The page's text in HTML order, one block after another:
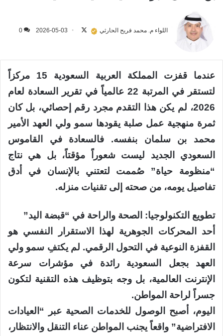
اللواء م. محمد فريح الحارثي
على
2026-05-03
0
عندما قفزت المملكة العربية السعودية 15 مركزاً
لتستقر في المرتبة 22 عالمياً في تقرير السعادة لعام
2026، لم يكن هذا التقدم مجرد رقم إحصائي، بل كان
ثمرة منهجية عمل صلبة يقودها سمو ولي العهد الأمير
محمد بن سلمان بنفسه. فالسعادة في القاموس
السعودي الجديد ليست شعوراً مؤقتاً، بل هي نتاج
“منظومة حياة” صُممت لتعتني بالإنسان في أدق
تفاصيل يومه، من صحته إلى تقنيات منزله.
تطويع التكنولوجيا: الصحة والراحة في “قبضة اليد”
أحد المحركات الجوهرية لهذا الاستقرار النفسي هو
القفزة النوعية في التحول الرقمي. لم يكتفِ سمو ولي
العهد بجعل السعودية رائدة في مؤشرات سرعة
الإنترنت العالمية، بل وجه بتوظيف هذه التقنية لتكون
جسراً لراحة المواطن.
اليوم، أصبح الوصول للخدمات الصحية عبر “العيادات
الافتراضية” واقعاً يجنب المواطن عناء التنقل والانتظار،